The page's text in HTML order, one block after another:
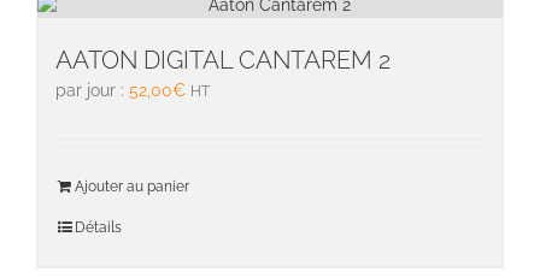
AATON DIGITAL CANTAREM 2
par jour : 52,00€ HT
Ajouter au panier
Détails